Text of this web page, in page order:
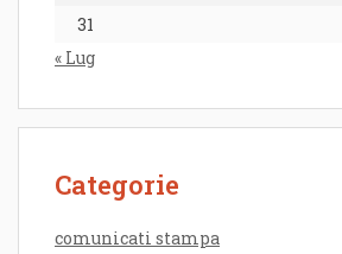
31
« Lug
Categorie
comunicati stampa